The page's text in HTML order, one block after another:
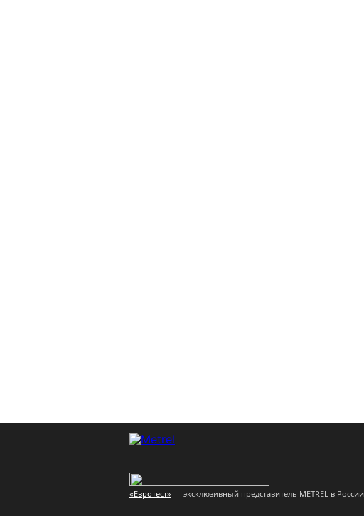
«Евротест» — эксклюзивный представитель METREL в России